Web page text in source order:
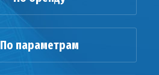
По параметрам